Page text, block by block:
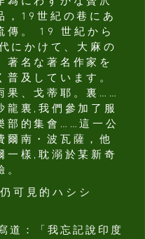
，19世紀の巷にあ
傳。 19 世紀から
にかけて、大麻の
著名な著名作家を
普及しています。
果、戈蒂耶。裏……
龍裏,我們參加了服
部的集會……這一公
爾南・波瓦薩，他
一樣,耽溺於某新奇
。
可見的ハシシ
道：「我忘記說印度